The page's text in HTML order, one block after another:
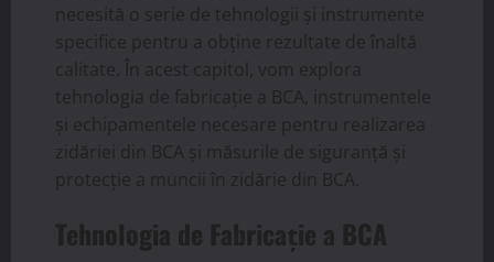
necesită o serie de tehnologii și instrumente
specifice pentru a obține rezultate de înaltă
calitate. În acest capitol, vom explora
tehnologia de fabricație a BCA, instrumentele
și echipamentele necesare pentru realizarea
zidăriei din BCA și măsurile de siguranță și
protecție a muncii în zidărie din BCA.
Tehnologia de Fabricație a BCA